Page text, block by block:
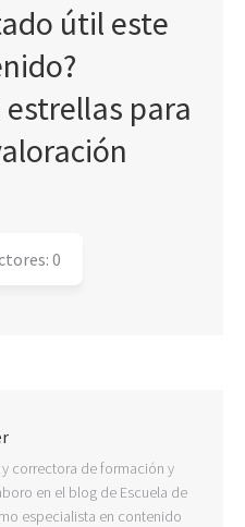
útil este
estrellas para
0
correctora de formación y
en el blog de Escuela de
especialista en contenido